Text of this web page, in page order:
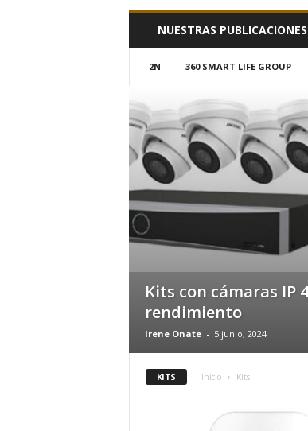
h
y
m
NUESTRAS PUBLICACIONES
2N 360 SMART LIFE GROUP
Kits con cámaras IP
rendimiento
Irene Onate - 5 junio, 2024
KITS Inicio Kits